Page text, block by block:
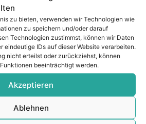
zu bieten, verwenden wir Technologien wie
zu speichern und/oder darauf
Technologien zustimmst, können wir Daten
eindeutige IDs auf dieser Website verarbeiten.
nicht erteilst oder zurückziehst, können
beeinträchtigt werden.
Akzeptieren
Ablehnen
Adresse